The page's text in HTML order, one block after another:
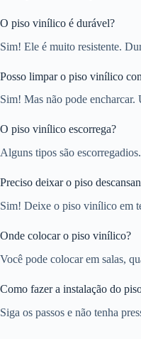
O piso vinílico é durável?
Sim! Ele é muito resistente.
Posso limpar o piso vinílico
Sim! Mas não pode encharcar.
O piso vinílico escorrega?
Alguns tipos são
Preciso deixar o piso
Sim! Deixe o piso vinílico em
Onde colocar o piso vinílico?
Você pode colocar em salas,
Como fazer a instalação do
Siga os passos e não tenha